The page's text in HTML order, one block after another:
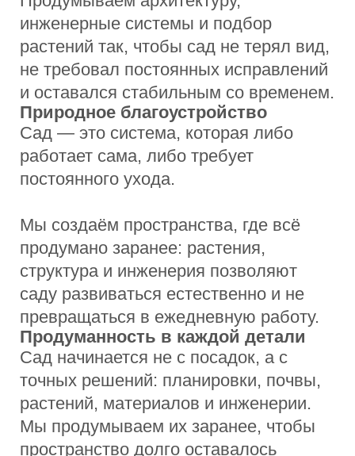
Стоимость работ
Мы не даём формальных цен “с
потолка”. Стоимость рассчитывается
под конкретный участок и задачи:
площадь, рельеф, инженерия и состав
Поэтому мы сразупоказываем
ориентирыи подробно объясняем
структуру стоимости, чтобы исключить
неожиданные доплаты в процессе.
ЗАКАЗАТЬ ПРОЕКТ
Проектирование
Полный комплект документации:
концепция, генплан, дендроплан,